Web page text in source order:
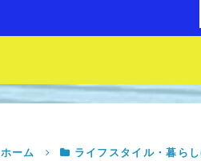
ホーム ライフスタイル・暮ら